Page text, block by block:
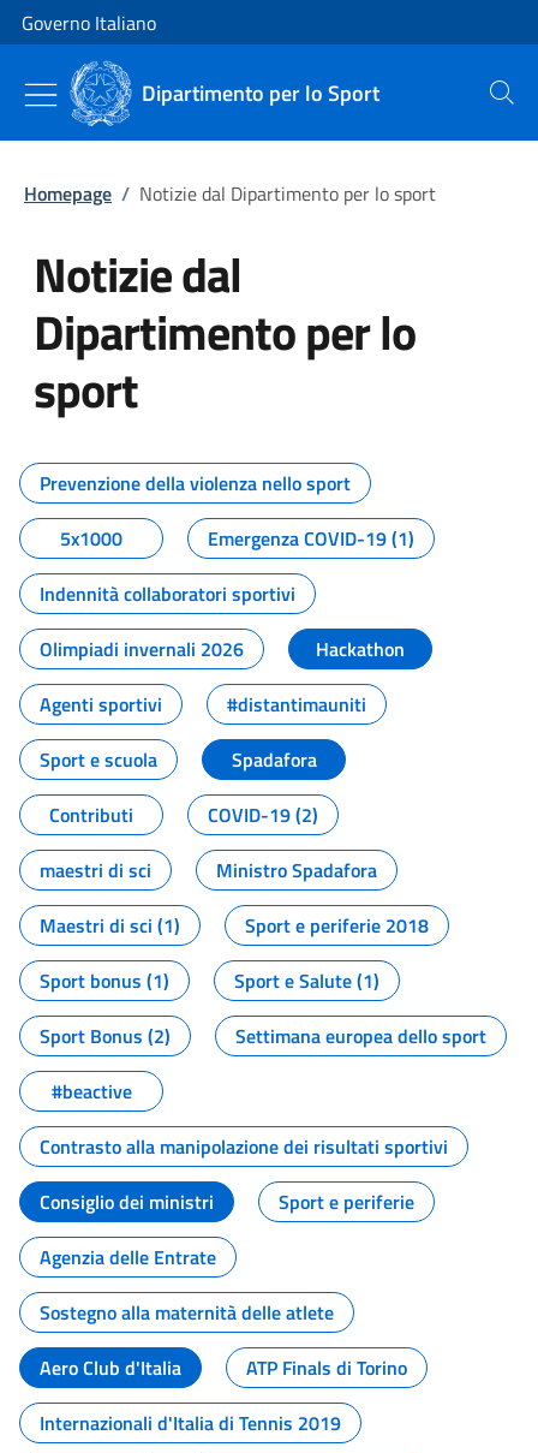
Vai al contenuto
Vai alla navigazione del sito
Governo Italiano
Dipartimento per lo Sport Cerca
Homepage / Notizie dal Dipartimento per lo sport
Notizie dal
Dipartimento per lo
sport
Tutti i contenuti della pagina
Prevenzione della violenza nello sport
5x1000
Emergenza COVID-19 (1)
Indennità collaboratori sportivi
Olimpiadi invernali 2026
Hackathon
Agenti sportivi
#distantimauniti
Sport e scuola
Spadafora
Contributi
COVID-19 (2)
maestri di sci
Ministro Spadafora
Maestri di sci (1)
Sport e periferie 2018
Sport bonus (1)
Sport e Salute (1)
Sport Bonus (2)
Settimana europea dello sport
#beactive
Contrasto alla manipolazione dei risultati sportivi
Consiglio dei ministri
Sport e periferie
Agenzia delle Entrate
Sostegno alla maternità delle atlete
Aero Club d'Italia
ATP Finals di Torino
Internazionali d'Italia di Tennis 2019